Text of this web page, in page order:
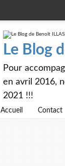
Le Blog
Pour
en avril 2016,
2021 !!!
Accueil Contact